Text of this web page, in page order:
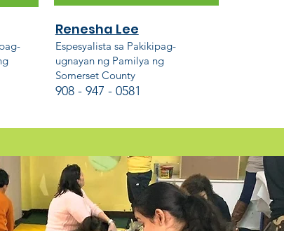
Renesha Lee
Espesyalista sa Pakikipag-
ugnayan ng Pamilya ng
Somerset County
908 - 947 - 0581